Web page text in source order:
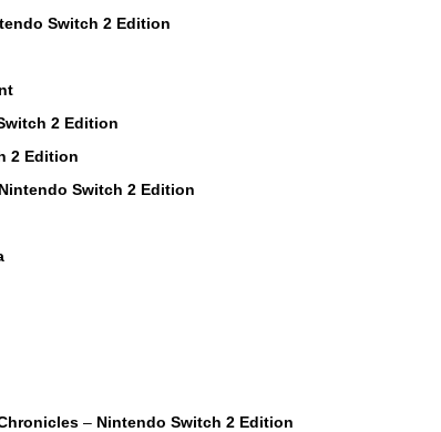
Switch 2 Edition
2 Edition
2 Edition
Nintendo Switch 2 Edition
– Nintendo Switch 2 Edition